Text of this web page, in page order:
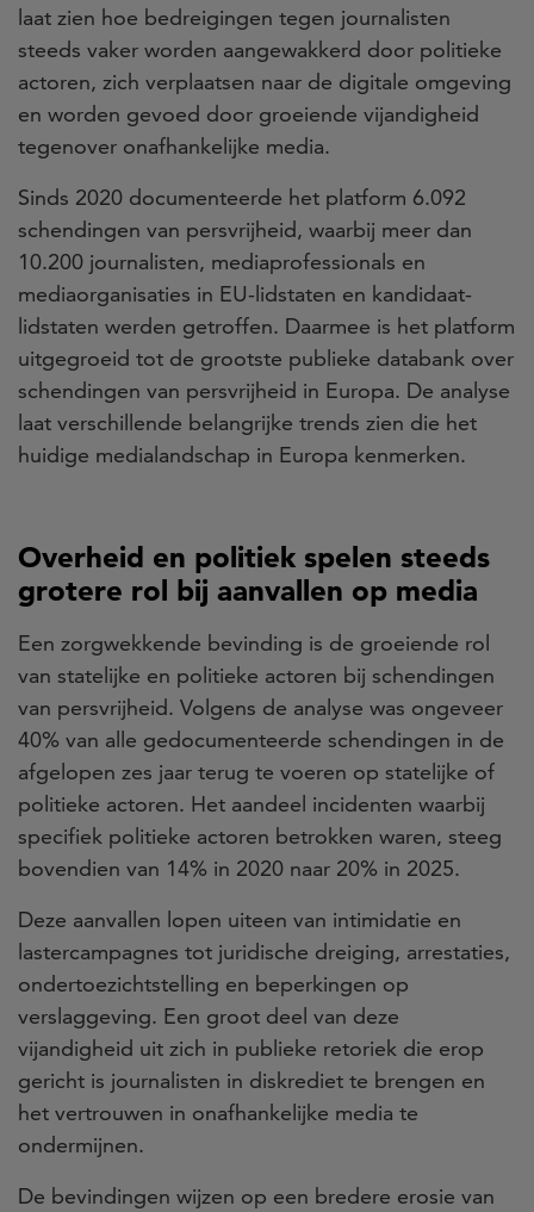
laat zien hoe bedreigingen tegen journalisten
steeds vaker worden aangewakkerd door politieke
actoren, zich verplaatsen naar de digitale omgeving
en worden gevoed door groeiende vijandigheid
tegenover onafhankelijke media.
Sinds 2020 documenteerde het platform 6.092
schendingen van persvrijheid, waarbij meer dan
10.200 journalisten, mediaprofessionals en
mediaorganisaties in EU-lidstaten en kandidaat-
lidstaten werden getroffen. Daarmee is het platform
uitgegroeid tot de grootste publieke databank over
schendingen van persvrijheid in Europa. De analyse
laat verschillende belangrijke trends zien die het
huidige medialandschap in Europa kenmerken.
Overheid en politiek spelen steeds
grotere rol bij aanvallen op media
Een zorgwekkende bevinding is de groeiende rol
van statelijke en politieke actoren bij schendingen
van persvrijheid. Volgens de analyse was ongeveer
40% van alle gedocumenteerde schendingen in de
afgelopen zes jaar terug te voeren op statelijke of
politieke actoren. Het aandeel incidenten waarbij
specifiek politieke actoren betrokken waren, steeg
bovendien van 14% in 2020 naar 20% in 2025.
Deze aanvallen lopen uiteen van intimidatie en
lastercampagnes tot juridische dreiging, arrestaties,
ondertoezichtstelling en beperkingen op
verslaggeving. Een groot deel van deze
vijandigheid uit zich in publieke retoriek die erop
gericht is journalisten in diskrediet te brengen en
het vertrouwen in onafhankelijke media te
ondermijnen.
De bevindingen wijzen op een bredere erosie van